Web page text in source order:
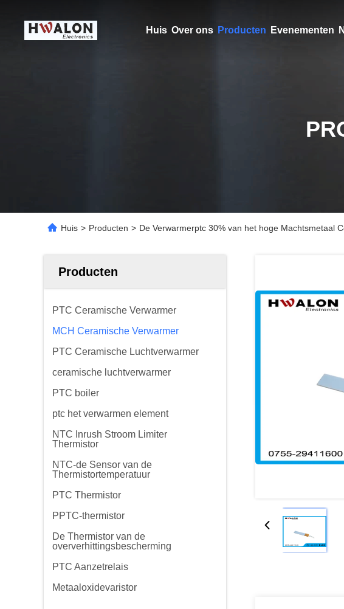
Huis Over ons Producten Evenementen
Huis > Producten > De Verwarmerptc 30% van het hoge Machtsmetaal
Producten
PTC Ceramische Verwarmer
MCH Ceramische Verwarmer
PTC Ceramische Luchtverwarmer
ceramische luchtverwarmer
PTC boiler
ptc het verwarmen element
NTC Inrush Stroom Limiter
Thermistor
NTC-de Sensor van de
Thermistortemperatuur
PTC Thermistor
PPTC-thermistor
De Thermistor van de
oververhittingsbescherming
PTC Aanzetrelais
Metaaloxidevaristor